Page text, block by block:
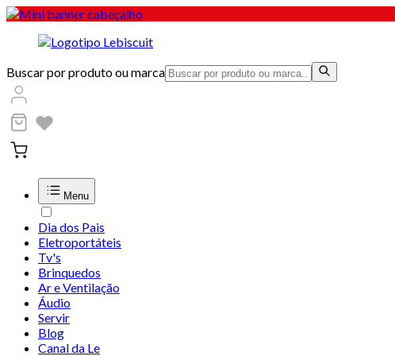
Buscar por produto ou marca
Menu
Dia dos Pais
Eletroportáteis
Tv's
Brinquedos
Ar e Ventilação
Áudio
Servir
Blog
Canal da Le